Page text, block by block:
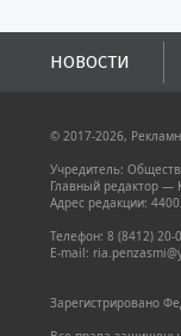
НОВОСТИ
© 2017-2026,
Учредитель:
Главный редактор —
Адрес редакции:
Телефон: 8 (8412) 20-
E-mail:
Зарегистрировано